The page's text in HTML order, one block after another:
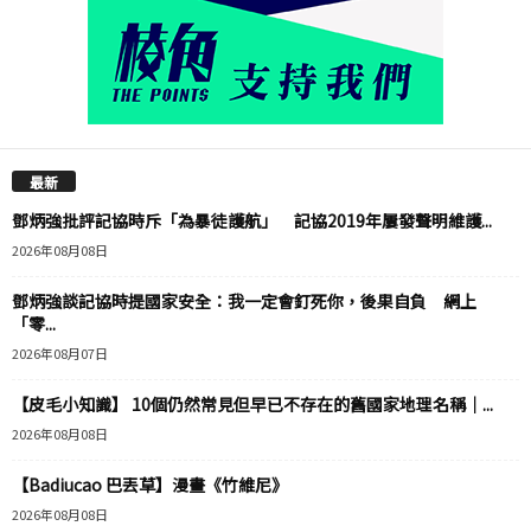
最新
鄧炳強批評記協時斥「為暴徒護航」 記協2019年屢發聲明維護...
2026年08月08日
鄧炳強談記協時提國家安全：我一定會釘死你，後果自負 網上
「零...
2026年08月07日
【皮毛小知識】 10個仍然常見但早已不存在的舊國家地理名稱｜...
2026年08月08日
【Badiucao 巴丟草】漫畫《竹維尼》
2026年08月08日